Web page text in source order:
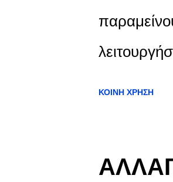
χρόνου η
ΚΟΙΝΉ ΧΡΉΣΗ